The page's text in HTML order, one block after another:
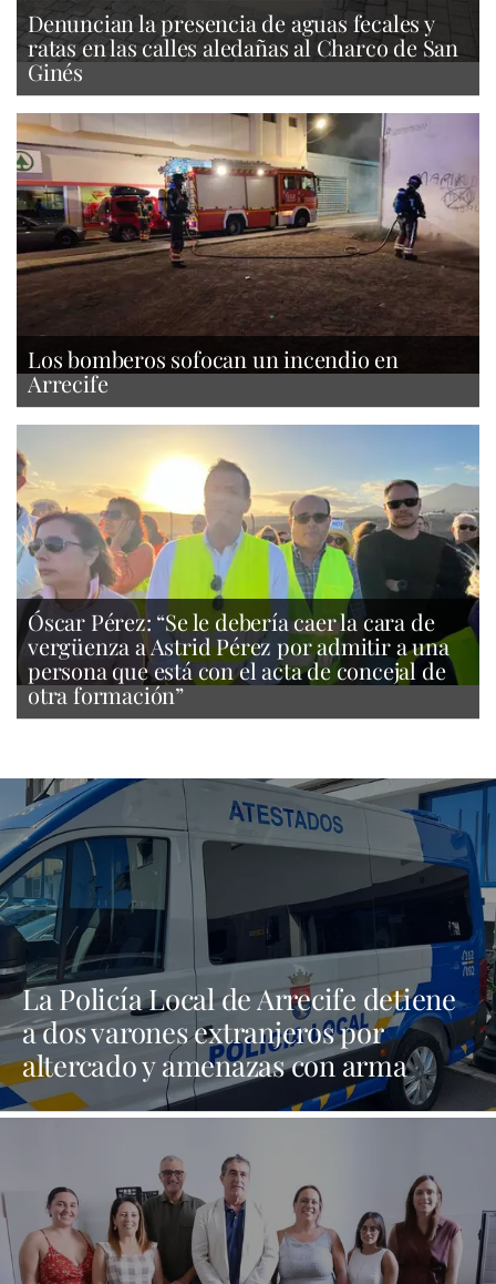
Denuncian la presencia de aguas fecales y
ratas en las calles aledañas al Charco de San
Ginés
Los bomberos sofocan un incendio en
Arrecife
Óscar Pérez: “Se le debería caer la cara de
vergüenza a Astrid Pérez por admitir a una
persona que está con el acta de concejal de
otra formación”
La Policía Local de Arrecife detiene
a dos varones extranjeros por
altercado y amenazas con arma
blanca